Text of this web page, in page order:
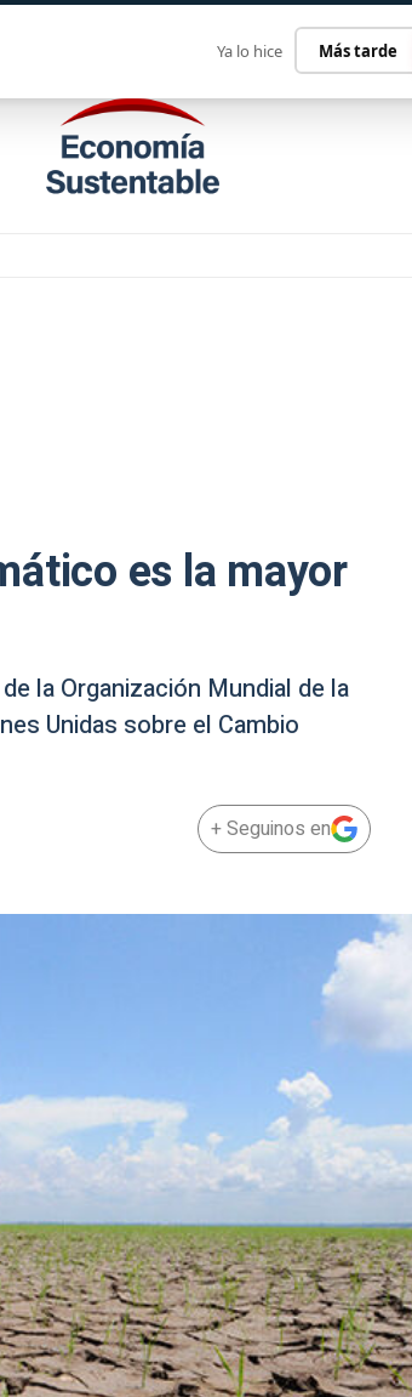
CONTACTO
es la mayor
la Organización Mundial de la
Unidas sobre el Cambio
+ Seguinos en
Ya lo hice Más tarde